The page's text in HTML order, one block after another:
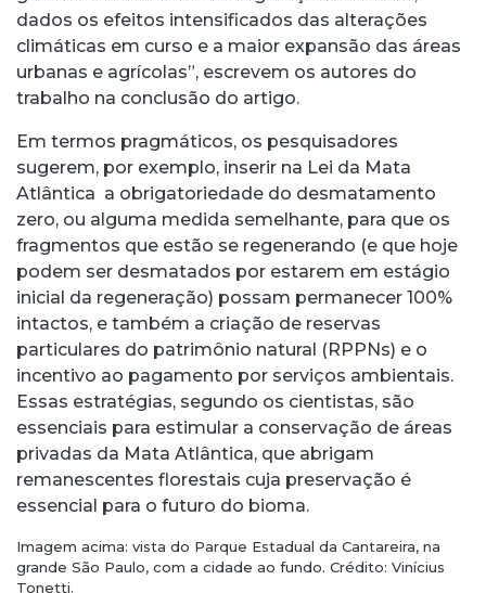
dados os efeitos intensificados das alterações
climáticas em curso e a maior expansão das áreas
urbanas e agrícolas”, escrevem os autores do
trabalho na conclusão do artigo.
Em termos pragmáticos, os pesquisadores
sugerem, por exemplo, inserir na Lei da Mata
Atlântica a obrigatoriedade do desmatamento
zero, ou alguma medida semelhante, para que os
fragmentos que estão se regenerando (e que hoje
podem ser desmatados por estarem em estágio
inicial da regeneração) possam permanecer 100%
intactos, e também a criação de reservas
particulares do patrimônio natural (RPPNs) e o
incentivo ao pagamento por serviços ambientais.
Essas estratégias, segundo os cientistas, são
essenciais para estimular a conservação de áreas
privadas da Mata Atlântica, que abrigam
remanescentes florestais cuja preservação é
essencial para o futuro do bioma.
Imagem acima: vista do Parque Estadual da Cantareira, na
grande São Paulo, com a cidade ao fundo. Crédito: Vinícius
Tonetti.